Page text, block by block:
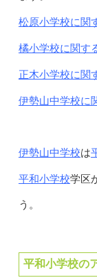
松原小学校に関
橘小学校に関す
正木小学校に関
伊勢山中学校に
伊勢山中学校は
平和小学校学区
う。
平和小学校の